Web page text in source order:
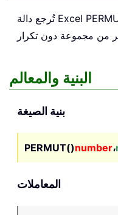
تُرجع دالة Excel
البنية والمعالم
بنية الصيغة
PERMUT()number،
المعاملات